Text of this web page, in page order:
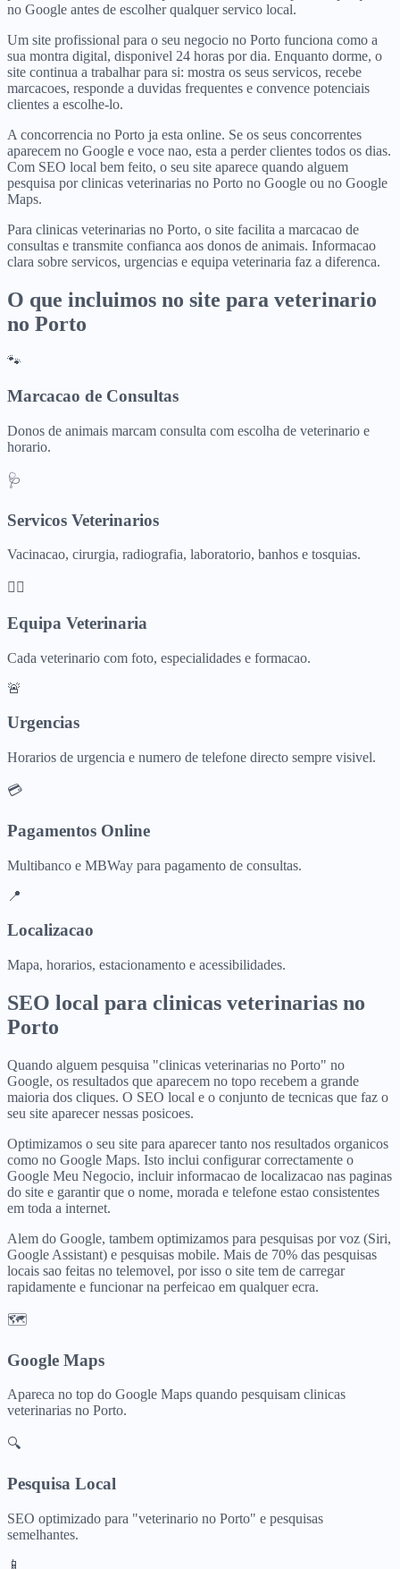
no Google antes de escolher qualquer servico local.
Um site profissional para o seu negocio no Porto funciona como a
sua montra digital, disponivel 24 horas por dia. Enquanto dorme, o
site continua a trabalhar para si: mostra os seus servicos, recebe
marcacoes, responde a duvidas frequentes e convence potenciais
clientes a escolhe-lo.
A concorrencia no Porto ja esta online. Se os seus concorrentes
aparecem no Google e voce nao, esta a perder clientes todos os dias.
Com SEO local bem feito, o seu site aparece quando alguem
pesquisa por clinicas veterinarias no Porto no Google ou no Google
Maps.
Para clinicas veterinarias no Porto, o site facilita a marcacao de
consultas e transmite confianca aos donos de animais. Informacao
clara sobre servicos, urgencias e equipa veterinaria faz a diferenca.
O que incluimos no site para veterinario
no Porto
🐾
Marcacao de Consultas
Donos de animais marcam consulta com escolha de veterinario e
horario.
🩺
Servicos Veterinarios
Vacinacao, cirurgia, radiografia, laboratorio, banhos e tosquias.
👩‍⚕️
Equipa Veterinaria
Cada veterinario com foto, especialidades e formacao.
🚨
Urgencias
Horarios de urgencia e numero de telefone directo sempre visivel.
💳
Pagamentos Online
Multibanco e MBWay para pagamento de consultas.
📍
Localizacao
Mapa, horarios, estacionamento e acessibilidades.
SEO local para clinicas veterinarias no
Porto
Quando alguem pesquisa "clinicas veterinarias no Porto" no
Google, os resultados que aparecem no topo recebem a grande
maioria dos cliques. O SEO local e o conjunto de tecnicas que faz o
seu site aparecer nessas posicoes.
Optimizamos o seu site para aparecer tanto nos resultados organicos
como no Google Maps. Isto inclui configurar correctamente o
Google Meu Negocio, incluir informacao de localizacao nas paginas
do site e garantir que o nome, morada e telefone estao consistentes
em toda a internet.
Alem do Google, tambem optimizamos para pesquisas por voz (Siri,
Google Assistant) e pesquisas mobile. Mais de 70% das pesquisas
locais sao feitas no telemovel, por isso o site tem de carregar
rapidamente e funcionar na perfeicao em qualquer ecra.
🗺️
Google Maps
Apareca no top do Google Maps quando pesquisam clinicas
veterinarias no Porto.
🔍
Pesquisa Local
SEO optimizado para "veterinario no Porto" e pesquisas
semelhantes.
📱